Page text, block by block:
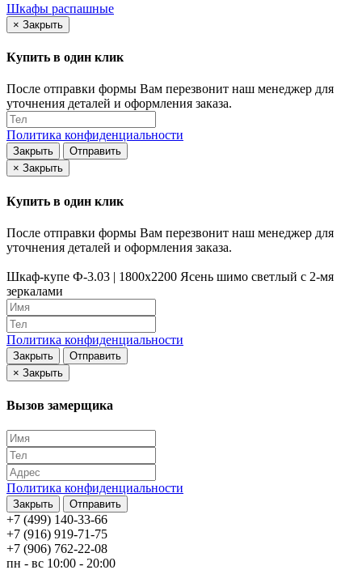
Шкафы распашные
× Закрыть
Купить в один клик
После отправки формы Вам перезвонит наш менеджер для
уточнения деталей и оформления заказа.
Политика конфиденциальности
Закрыть
Отправить
× Закрыть
Купить в один клик
После отправки формы Вам перезвонит наш менеджер для
уточнения деталей и оформления заказа.
Шкаф-купе Ф-3.03 | 1800x2200 Ясень шимо светлый с 2-мя
зеркалами
Политика конфиденциальности
Закрыть
Отправить
× Закрыть
Вызов замерщика
Политика конфиденциальности
Закрыть Отправить
+7 (499) 140-33-66
+7 (916) 919-71-75
+7 (906) 762-22-08
пн - вс 10:00 - 20:00